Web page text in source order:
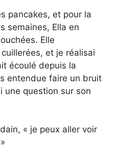
pancakes, et pour la
semaines, Ella en
Elle
et je réalisai
écoulé depuis la
entendue faire un bruit
une question sur son
« je peux aller voir